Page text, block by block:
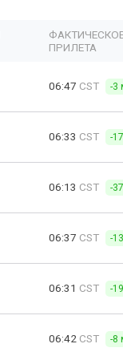
ПРИЛЕТА
06:47 CST -3
06:33 CST -
06:13 CST -
06:37 CST -
06:31 CST -
06:42 CST -8